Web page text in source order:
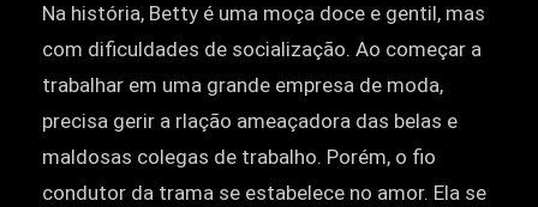
Na história, Betty é uma moça doce e gentil, mas
com dificuldades de socialização. Ao começar a
trabalhar em uma grande empresa de moda,
precisa gerir a rlação ameaçadora das belas e
maldosas colegas de trabalho. Porém, o fio
condutor da trama se estabelece no amor. Ela se